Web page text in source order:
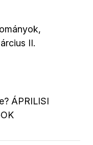
II.
ÁPRILISI